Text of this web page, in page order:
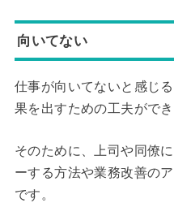
向いてない
仕事が向いてないと感じ
果を出すための工夫がで
そのために、上司や同僚
ーする方法や業務改善の
です。